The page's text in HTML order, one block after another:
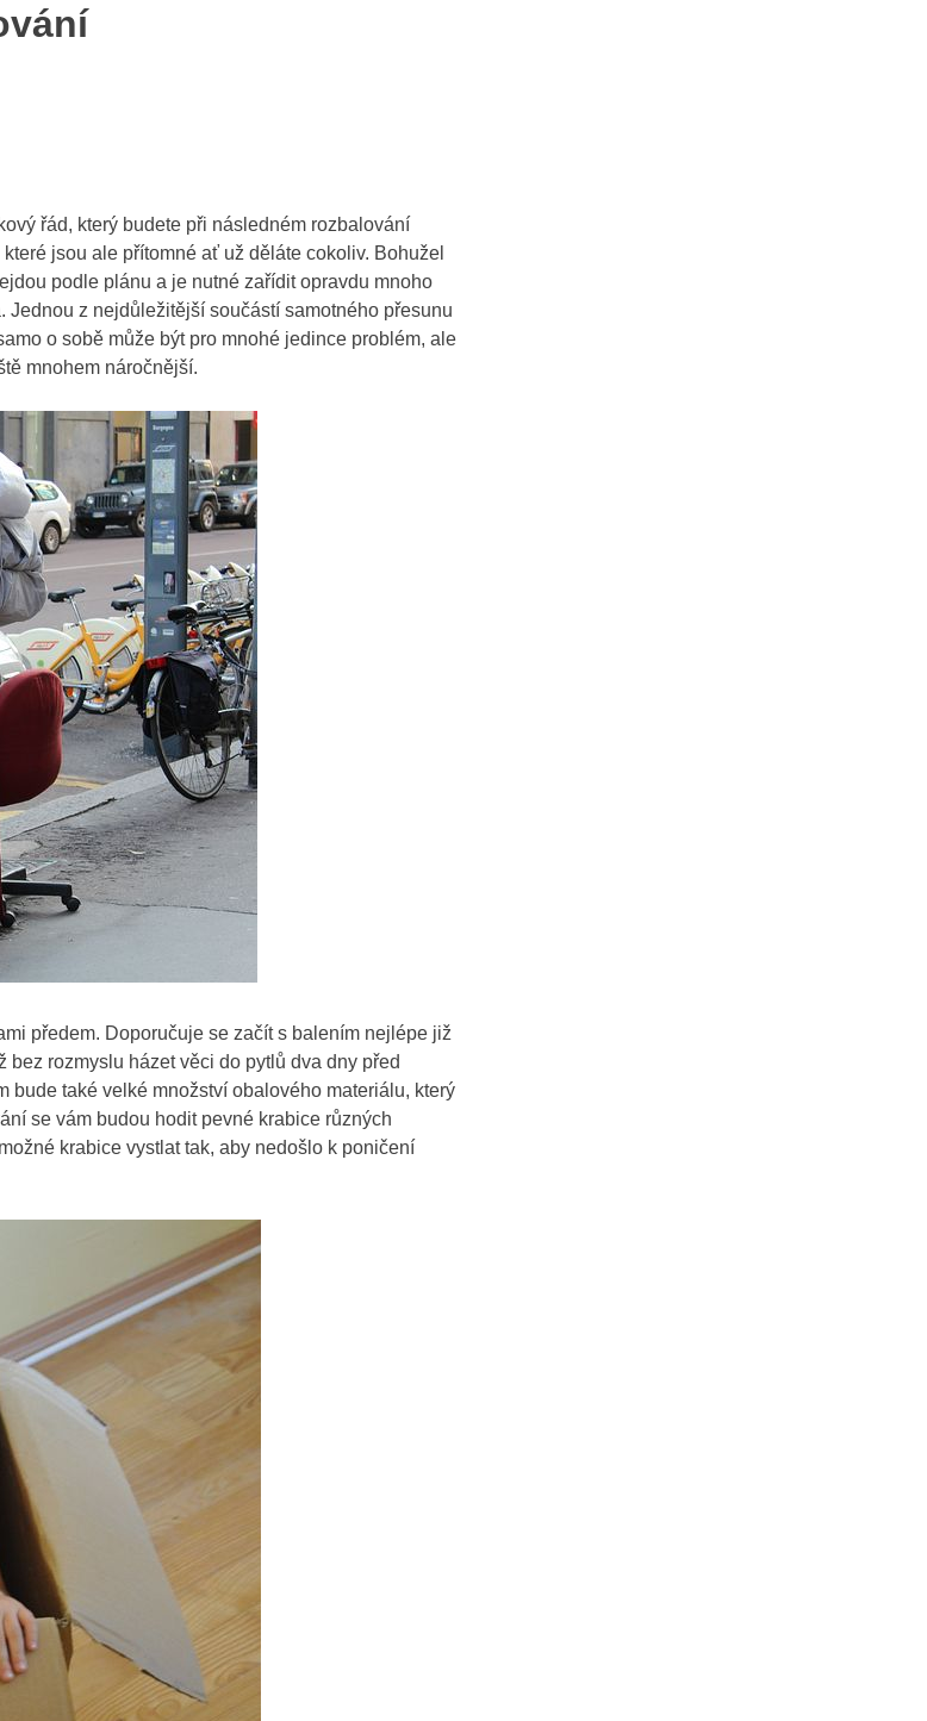
řád, který budete při následném rozbalování
jsou ale přítomné ať už děláte cokoliv. Bohužel
podle plánu a je nutné zařídit opravdu mnoho
z nejdůležitější součástí samotného přesunu
o sobě může být pro mnohé jedince problém, ale
mnohem náročnější.
předem. Doporučuje se začít s balením nejlépe již
rozmyslu házet věci do pytlů dva dny před
bude také velké množství obalového materiálu, který
se vám budou hodit pevné krabice různých
krabice vystlat tak, aby nedošlo k poničení